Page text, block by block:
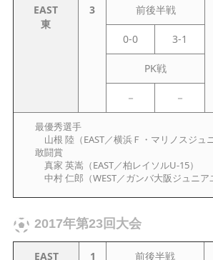
EAST
東
3 前後半戦
0-0
3-1
PK戦
－ －
最優秀選手
山根 陸（EAST／横浜Ｆ・マリノスジュ
敢闘賞
真家 英嵩（EAST／柏レイソルU-15）
中村 仁郎（WEST／ガンバ大阪ジュニア
2017年第23回大会
EAST
1 前後半戦